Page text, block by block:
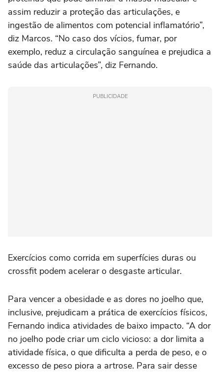
assim reduzir a proteção das articulações, e
ingestão de alimentos com potencial inflamatório”,
diz Marcos. “No caso dos vícios, fumar, por
exemplo, reduz a circulação sanguínea e prejudica a
saúde das articulações”, diz Fernando.
PUBLICIDADE
Exercícios como corrida em superfícies duras ou
crossfit podem acelerar o desgaste articular.
Para vencer a obesidade e as dores no joelho que,
inclusive, prejudicam a prática de exercícios físicos,
Fernando indica atividades de baixo impacto. “A dor
no joelho pode criar um ciclo vicioso: a dor limita a
atividade física, o que dificulta a perda de peso, e o
excesso de peso piora a artrose. Para sair desse